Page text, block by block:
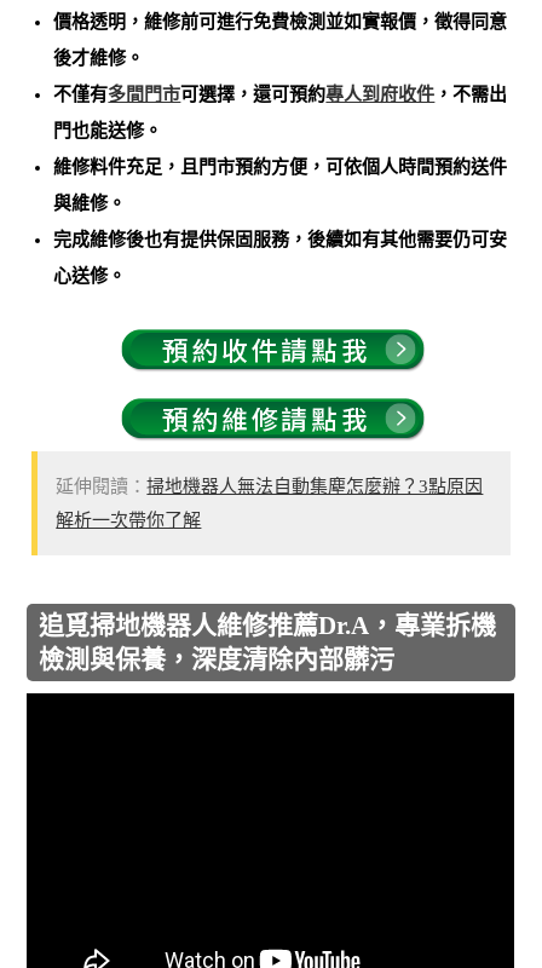
價格透明，維修前可進行免費檢測並如實報價，徵得同意
後才維修。
不僅有多間門市可選擇，還可預約專人到府收件 ，不需出
門也能送修。
維修料件充足，且門市預約方便，可依個人時間預約送件
與維修。
完成維修後也有提供保固服務，後續如有其他需要仍可安
心送修。
延伸閱讀：掃地機器人無法自動集塵怎麼辦？3點原因
解析一次帶你了解
追覓掃地機器人維修推薦Dr.A，專業拆機
檢測與保養，深度清除內部髒污